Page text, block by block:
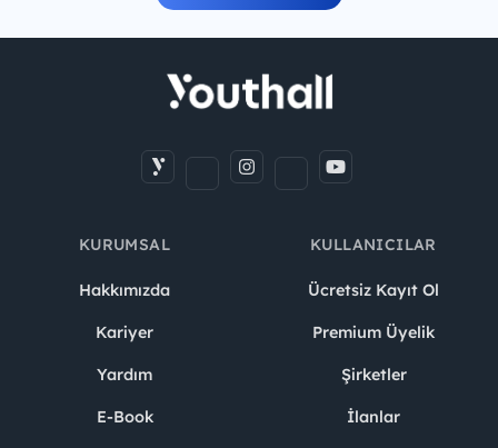
KURUMSAL
Hakkımızda
Kariyer
Yardım
E-Book
KULLANICILAR
Ücretsiz Kayıt Ol
Premium Üyelik
Şirketler
İlanlar